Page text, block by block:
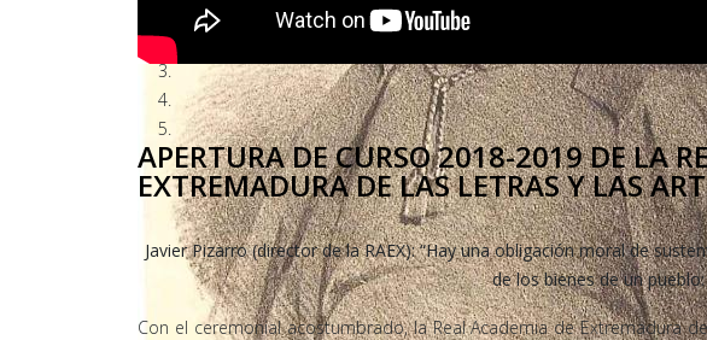
APERTURA DE CURSO 2018-2019 DE LA
EXTREMADURA DE LAS LETRAS Y LAS
Javier Pizarro (director de la RAEX): “Hay una obligación moral de
de los bienes de un
Con el ceremonial acostumbrado, la Real Academia de Extremadura